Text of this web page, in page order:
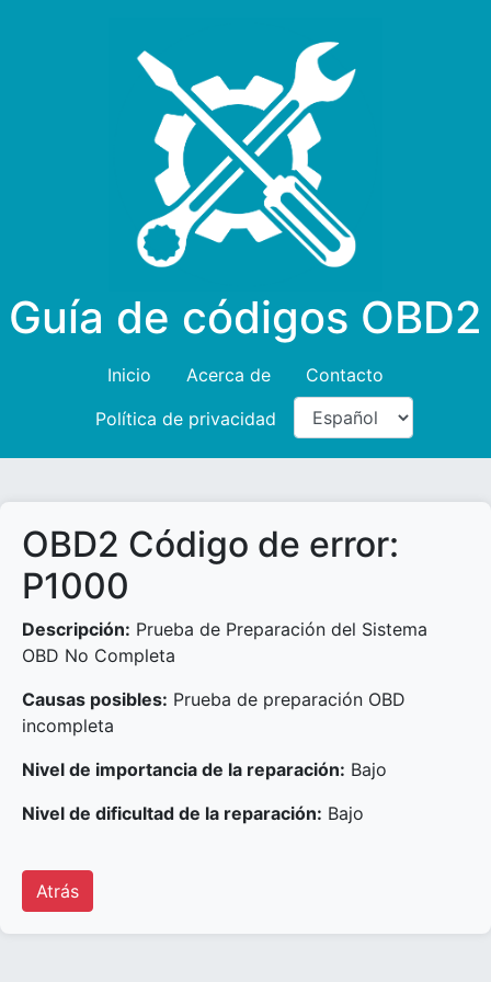
Guía de códigos OBD2
Inicio Acerca de
Contacto
Política de privacidad
OBD2 Código de error:
P1000
Descripción: Prueba de Preparación del Sistema
OBD No Completa
Causas posibles: Prueba de preparación OBD
incompleta
Nivel de importancia de la reparación: Bajo
Nivel de dificultad de la reparación: Bajo
Atrás